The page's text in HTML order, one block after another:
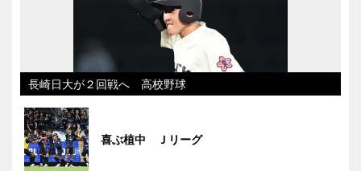
長崎日大が２回戦へ 高校野球
喜ぶ植中 Ｊリーグ